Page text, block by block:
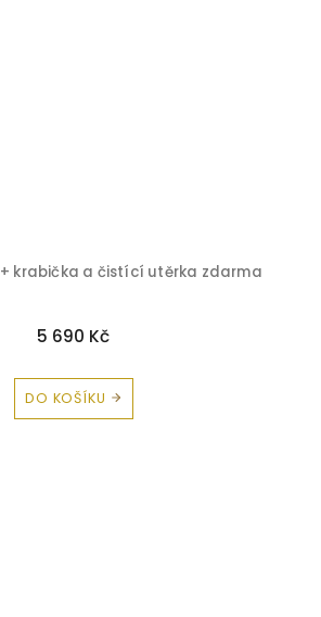
+ krabička a čistící utěrka zdarma
5 690 Kč
DO KOŠÍKU